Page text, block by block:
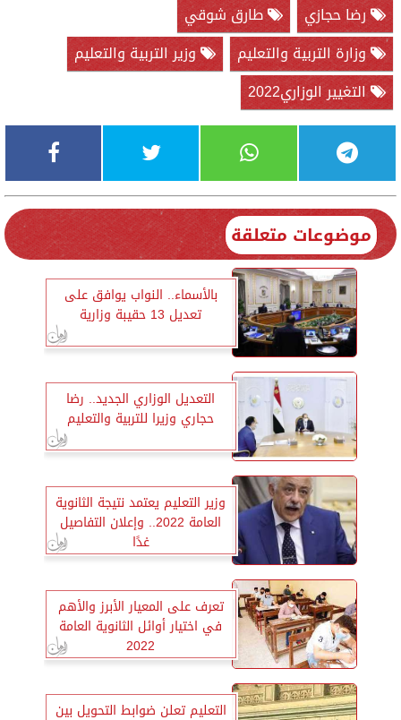
رضا حجازي
طارق شوقي
وزارة التربية والتعليم
وزير التربية والتعليم
التغيير الوزاري2022
موضوعات متعلقة
بالأسماء.. النواب يوافق على
تعديل 13 حقيبة وزارية
التعديل الوزاري الجديد.. رضا
حجاري وزيرا للتربية والتعليم
وزير التعليم يعتمد نتيجة الثانوية
العامة 2022.. وإعلان التفاصيل
غدًا
تعرف على المعيار الأبرز والأهم
في اختيار أوائل الثانوية العامة
2022
التعليم تعلن ضوابط التحويل بين